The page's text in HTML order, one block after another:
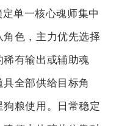
单一核心魂师集中
色，主力优先选择
有输出或辅助魂
全部供给目标角
粮使用。日常稳定